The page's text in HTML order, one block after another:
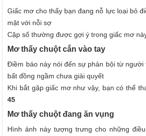
Giấc mơ cho thấy bạn đang nỗ lực loại bỏ
mặt với nỗi sợ
Cặp số thường được gợi ý trong giấc mơ
Mơ thấy chuột cắn vào tay
Điềm báo này nói đến sự phản bội từ người
bất đồng ngầm chưa giải quyết
Khi bắt gặp giấc mơ như vậy, bạn có thể
45
Mơ thấy chuột đang ăn vụng
Hình ảnh này tượng trưng cho những